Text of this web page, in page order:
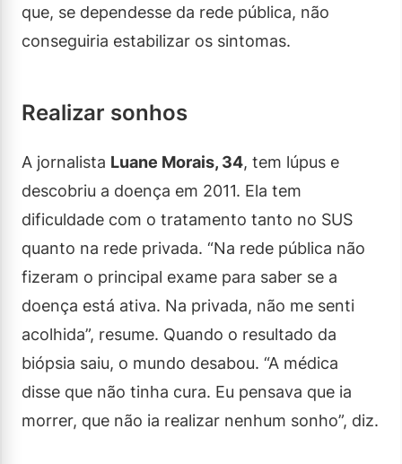
que, se dependesse da rede pública, não
conseguiria estabilizar os sintomas.
Realizar sonhos
A jornalista Luane Morais, 34, tem lúpus e
descobriu a doença em 2011. Ela tem
dificuldade com o tratamento tanto no SUS
quanto na rede privada. “Na rede pública não
fizeram o principal exame para saber se a
doença está ativa. Na privada, não me senti
acolhida”, resume. Quando o resultado da
biópsia saiu, o mundo desabou. “A médica
disse que não tinha cura. Eu pensava que ia
morrer, que não ia realizar nenhum sonho”, diz.